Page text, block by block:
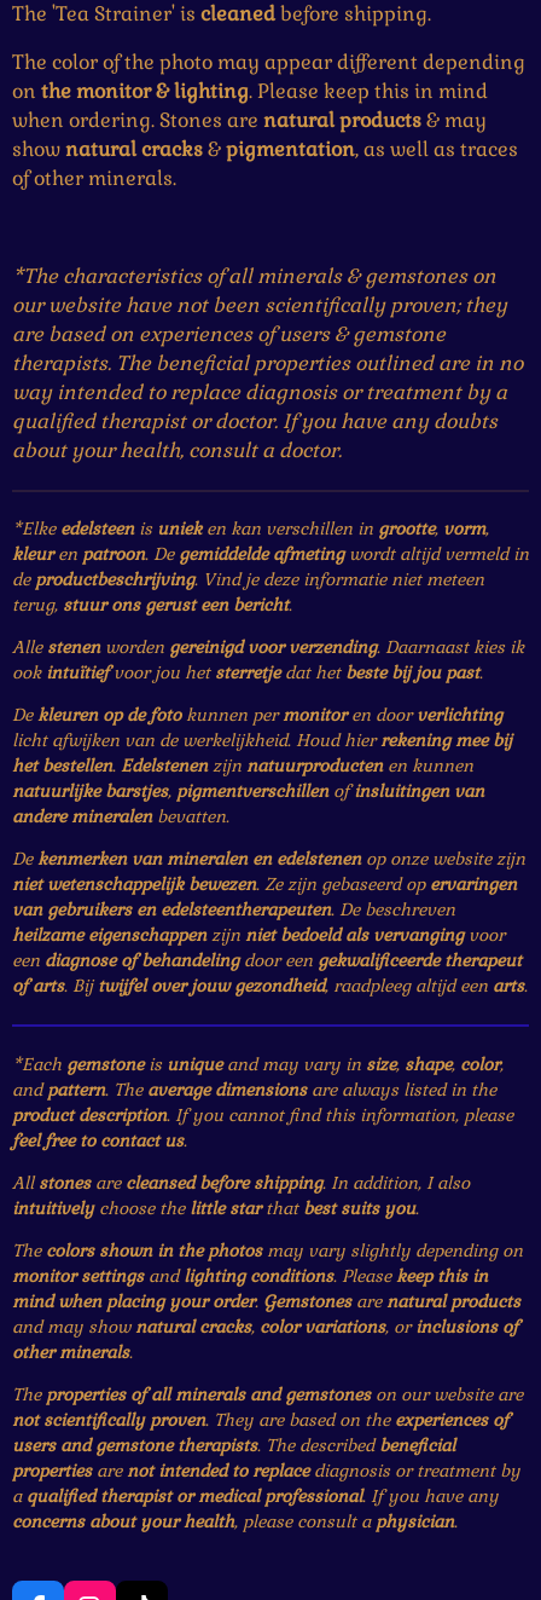
The 'Tea Strainer' is cleanedbefore shipping.
The color of the photo may appear different depending
on the monitor & lighting. Please keep this in mind
when ordering. Stones are natural products& may
shownatural cracks&pigmentation, as well as traces
of other minerals.
*The characteristics of all minerals & gemstones on
our website have not been scientifically proven; they
are based on experiences of users & gemstone
therapists. The beneficial properties outlined are in no
way intended to replace diagnosis or treatment by a
qualified therapist or doctor. If you have any doubts
about your health, consult a doctor.
*Elke edelsteenis unieken kan verschillen in grootte, vorm,
kleuren patroon. De gemiddelde afmetingwordt altijd vermeld in
de productbeschrijving. Vind je deze informatie niet meteen
terug, stuur ons gerust een bericht.
Alle stenenworden gereinigd voor verzending. Daarnaast kies ik
ook intuïtiefvoor jou het sterretjedat het beste bij jou past.
Dekleuren op de fotokunnen permonitoren doorverlichting
licht afwijken van de werkelijkheid. Houd hierrekening mee bij
het bestellen. Edelstenenzijn natuurproductenen kunnen
natuurlijke barstjes, pigmentverschillenofinsluitingen van
andere mineralenbevatten.
Dekenmerken van mineralen en edelstenenop onze website zijn
niet wetenschappelijk bewezen. Ze zijn gebaseerd op ervaringen
van gebruikers en edelsteentherapeuten. De beschreven
heilzame eigenschappenzijn niet bedoeld als vervangingvoor
een diagnose of behandelingdoor een gekwalificeerde therapeut
of arts. Bijtwijfel over jouw gezondheid, raadpleeg altijd een arts.
*Each gemstoneis uniqueand may vary in size, shape, color,
andpattern. The average dimensionsare always listed in the
product description. If you cannot find this information, please
feel free to contact us.
Allstonesare cleansed before shipping. In addition, I also
intuitivelychoose the little starthat best suits you.
The colors shown in the photosmay vary slightly depending on
monitor settingsandlighting conditions. Pleasekeep this in
mind when placing your order. Gemstonesarenatural products
and may shownatural cracks, color variations, orinclusions of
other minerals.
The properties of all minerals and gemstoneson our website are
not scientifically proven. They are based on the experiences of
users and gemstone therapists. The describedbeneficial
propertiesarenot intended to replacediagnosis or treatment by
a qualified therapist or medical professional. If you have any
concerns about your health, please consult a physician.